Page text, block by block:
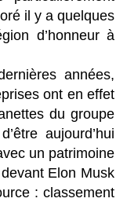
il y a quelques
d’honneur à
années,
ont en effet
du groupe
aujourd’hui
un patrimoine
Elon Musk
: classement